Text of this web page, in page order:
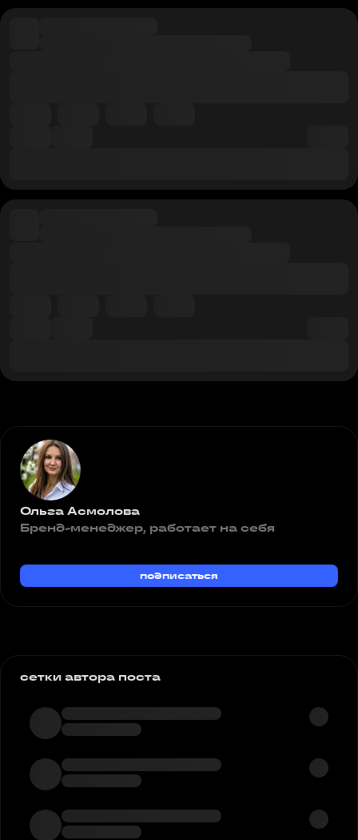
Ольга Асмолова
Бренд-менеджер, работает на себя
подписаться
сетки автора поста